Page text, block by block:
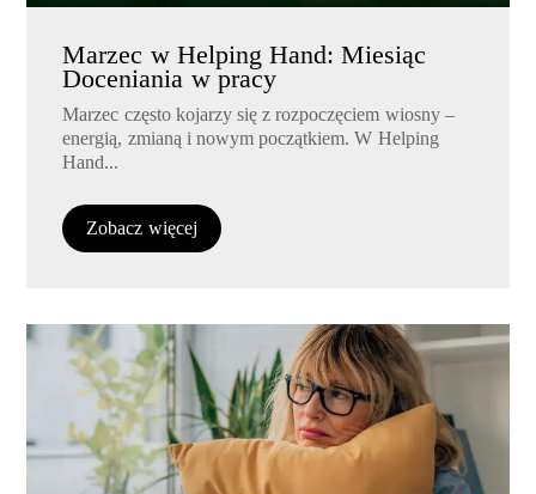
Marzec w Helping Hand: Miesiąc
Doceniania w pracy
Marzec często kojarzy się z rozpoczęciem wiosny –
energią, zmianą i nowym początkiem. W Helping
Hand...
Zobacz więcej